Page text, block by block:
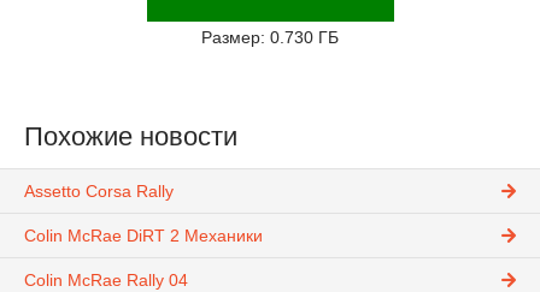
Размер: 0.730 ГБ
Похожие новости
Assetto Corsa Rally
Colin McRae DiRT 2 Механики
Colin McRae Rally 04